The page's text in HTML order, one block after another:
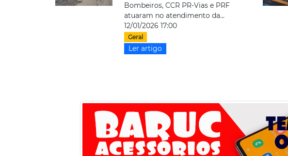
Bombeiros, CCR PR-Vias e PRF
atuaram no atendimento da...
12/01/2026 17:00
Geral
Ler artigo